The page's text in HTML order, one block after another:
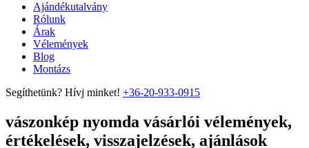
Ajándékutalvány
Rólunk
Árak
Vélemények
Blog
Montázs
Segíthetünk? Hívj minket! +36-20-933-0915
vászonkép nyomda vásárlói vélemények,
értékelések, visszajelzések, ajánlások